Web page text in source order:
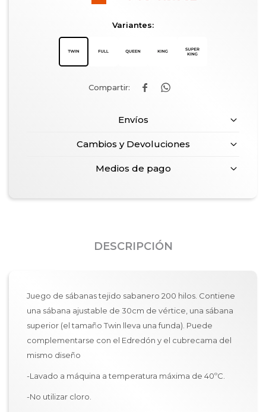
Variantes:
 
Envíos
Cambios y Devoluciones
Medios de pago
DESCRIPCIÓN
Juego de sábanas tejido sabanero 200 hilos. Contiene
una sábana ajustable de 30cm de vértice, una sábana
superior (el tamaño Twin lleva una funda). Puede
complementarse con el Edredón y el cubrecama del
mismo diseño
-Lavado a máquina a temperatura máxima de 40ºC.
-No utilizar cloro.